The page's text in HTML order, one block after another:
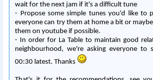
wait for the next jam if it's a difficult tune
- Propose some simple tunes you'd like to
everyone can try them at home a bit or
them on youtube if possible.
- In order for La Table to maintain good
neighbourhood, we're asking everyone to
00:30 latest. Thanks